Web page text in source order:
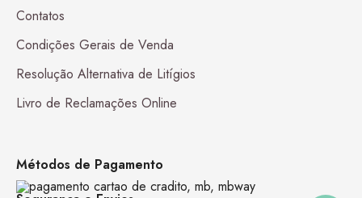
Contatos
Condições Gerais de Venda
Resolução Alternativa de Litígios
Livro de Reclamações Online
Métodos de Pagamento